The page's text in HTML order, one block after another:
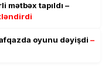
tapıldı –
oyunu dəyişdi –